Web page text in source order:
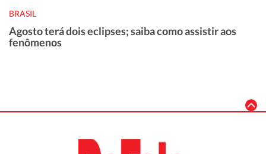
BRASIL
Agosto terá dois eclipses; saiba como assistir aos
fenômenos